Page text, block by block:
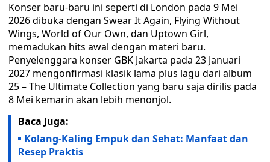
Konser baru-baru ini seperti di London pada 9 Mei
2026 dibuka dengan Swear It Again, Flying Without
Wings, World of Our Own, dan Uptown Girl,
memadukan hits awal dengan materi baru.
Penyelenggara konser GBK Jakarta pada 23 Januari
2027 mengonfirmasi klasik lama plus lagu dari album
25 – The Ultimate Collection yang baru saja dirilis pada
8 Mei kemarin akan lebih menonjol.
Baca Juga:
Kolang-Kaling Empuk dan Sehat: Manfaat dan
Resep Praktis